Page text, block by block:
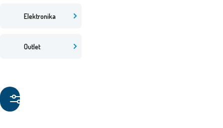
Elektronika
Outlet